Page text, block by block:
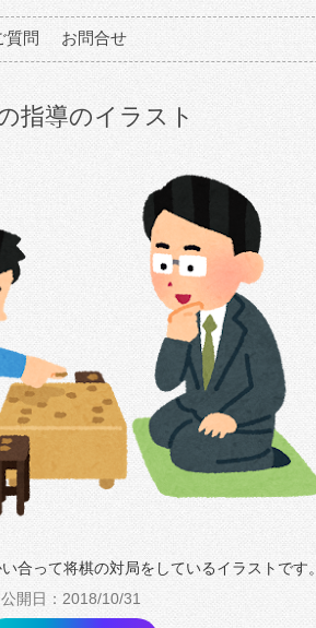
質問 お問合せ
指導のイラスト
合って将棋の対局をしているイラストです。
公開日：2018/10/31